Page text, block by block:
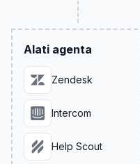
Alati agenta
Zendesk
Intercom
Help Scout